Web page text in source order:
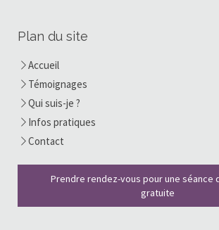
Plan du site
Accueil
Témoignages
Qui suis-je ?
Infos pratiques
Contact
Prendre rendez-vous pour une séance
gratuite